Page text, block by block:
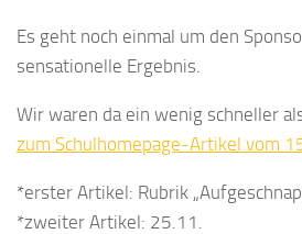
Es geht noch einmal um den
sensationelle Ergebnis.
Wir waren da ein wenig schneller
zum Schulhomepage-Artikel vom
*erster Artikel: Rubrik
*zweiter Artikel: 25.11.